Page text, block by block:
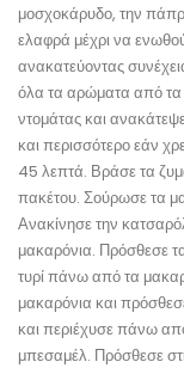
μοσχοκάρυδο, την
ελαφρά μέχρι να
ανακατεύοντας
όλα τα αρώματα από τα
ντομάτας και
και περισσότερο εάν
45 λεπτά. Βράσε τα
πακέτου. Σούρωσε τα
Ανακίνησε την
μακαρόνια. Πρόσθεσε
τυρί πάνω από τα
μακαρόνια και
και περιέχυσε πάνω
μπεσαμέλ. Πρόσθεσε